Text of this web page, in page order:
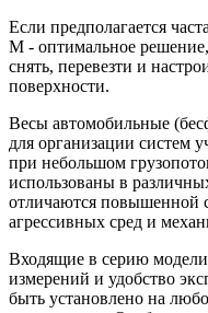
Если предполагается
М - оптимальное
снять, перевезти и
поверхности.
Весы автомобильные
для организации систем
при небольшом
использованы в
отличаются повышенной
агрессивных сред и
Входящие в серию
измерений и удобство
быть установлено на